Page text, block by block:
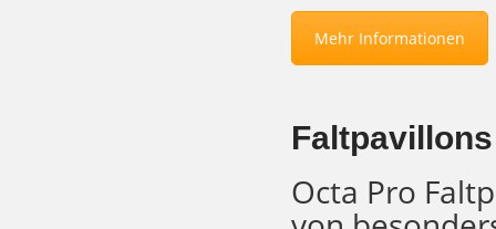
Mehr Informationen
Octa Pro